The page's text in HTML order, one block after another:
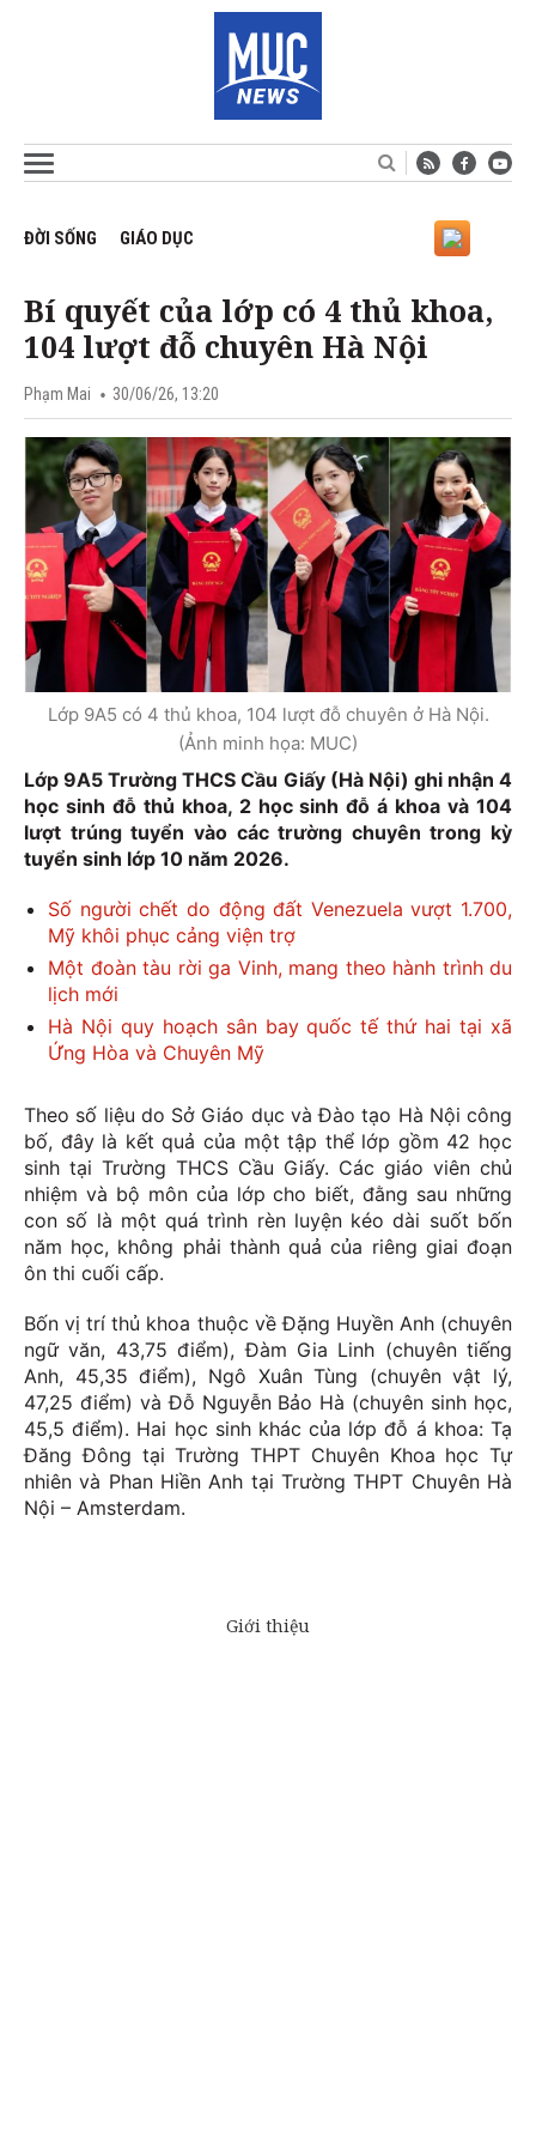
ĐỜI SỐNG GIÁO DỤC
Bí quyết của lớp có 4 thủ khoa,
104 lượt đỗ chuyên Hà Nội
Phạm Mai 30/06/26, 13:20
Lớp 9A5 có 4 thủ khoa, 104 lượt đỗ chuyên ở Hà Nội.
(Ảnh minh họa: MUC)
Lớp 9A5 Trường THCS Cầu Giấy (Hà Nội) ghi nhận 4
học sinh đỗ thủ khoa, 2 học sinh đỗ á khoa và 104
lượt trúng tuyển vào các trường chuyên trong kỳ
tuyển sinh lớp 10 năm 2026.
Số người chết do động đất Venezuela vượt 1.700,
Mỹ khôi phục cảng viện trợ
Một đoàn tàu rời ga Vinh, mang theo hành trình du
lịch mới
Hà Nội quy hoạch sân bay quốc tế thứ hai tại xã
Ứng Hòa và Chuyên Mỹ
Theo số liệu do Sở Giáo dục và Đào tạo Hà Nội công
bố, đây là kết quả của một tập thể lớp gồm 42 học
sinh tại Trường THCS Cầu Giấy. Các giáo viên chủ
nhiệm và bộ môn của lớp cho biết, đằng sau những
con số là một quá trình rèn luyện kéo dài suốt bốn
năm học, không phải thành quả của riêng giai đoạn
ôn thi cuối cấp.
Bốn vị trí thủ khoa thuộc về Đặng Huyền Anh (chuyên
ngữ văn, 43,75 điểm), Đàm Gia Linh (chuyên tiếng
Anh, 45,35 điểm), Ngô Xuân Tùng (chuyên vật lý,
47,25 điểm) và Đỗ Nguyễn Bảo Hà (chuyên sinh học,
45,5 điểm). Hai học sinh khác của lớp đỗ á khoa: Tạ
Đăng Đông tại Trường THPT Chuyên Khoa học Tự
nhiên và Phan Hiền Anh tại Trường THPT Chuyên Hà
Nội – Amsterdam.